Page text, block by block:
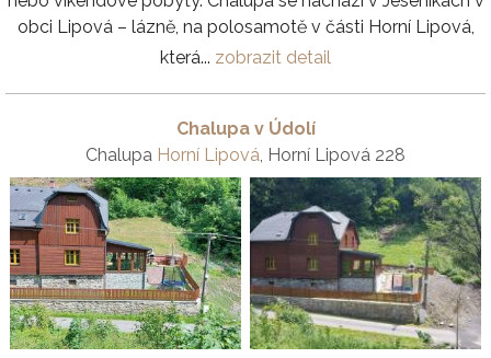
obci Lipová – lázně, na polosamotě v části Horní Lipová,
která... zobrazit detail
Chalupa v Údolí
Chalupa Horní Lipová, Horní Lipová 228